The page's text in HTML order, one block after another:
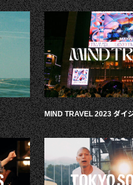
MIND TRAVEL 2023 ダイ